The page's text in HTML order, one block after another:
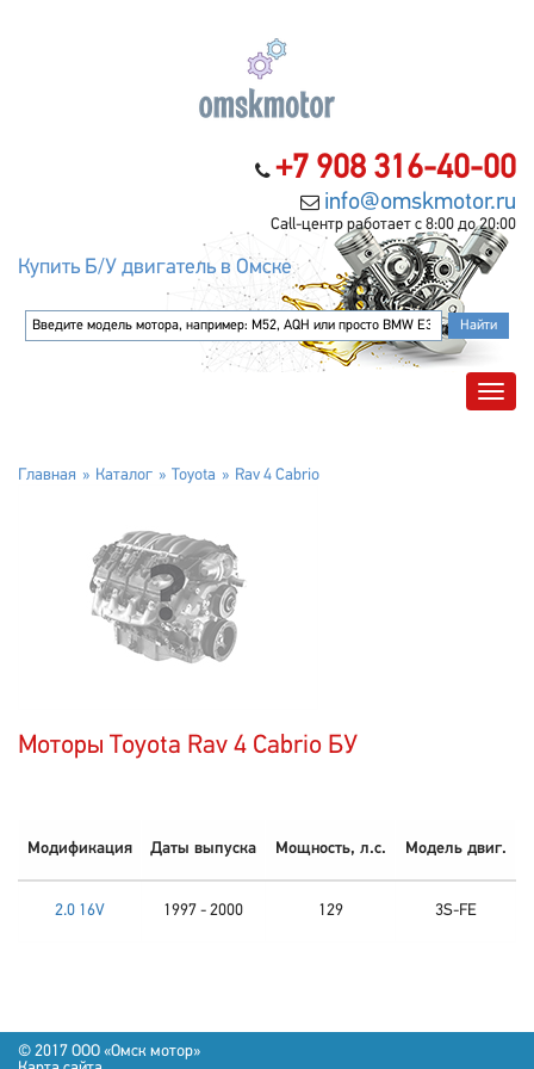
+7 908 316-40-00
info@omskmotor.ru
Call-центр работает с 8:00 до 20:00
Купить Б/У двигатель в Омске
Главная Каталог Toyota Rav 4 Cabrio
Моторы Toyota Rav 4 Cabrio БУ
Модификация Даты выпуска Мощность, л.с. Модель двиг.
2.0 16V 1997 - 2000 129 3S-FE
© 2017 OOO «Омск мотор»